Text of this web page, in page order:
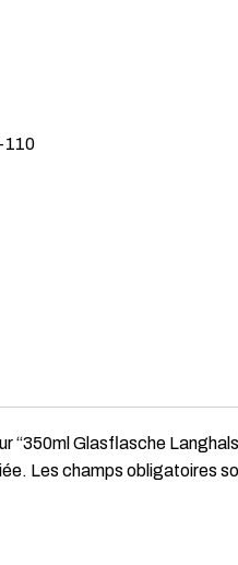
110
“350ml Glasflasche
Les champs obligatoires